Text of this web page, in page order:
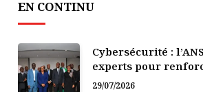
EN CONTINU
Cybersécurité :
experts pour
numérique de la
29/07/2026